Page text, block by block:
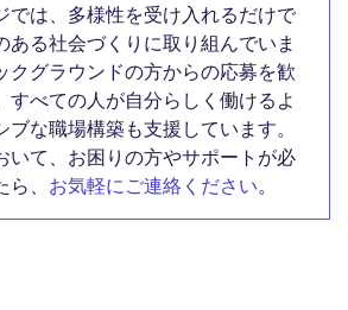
では、多様性を受け入れるだけで
ある社会づくりに取り組んでいま
クグラウンドの方からの応募を歓
すべての人が自分らしく働けるよ
ブな職場構築も支援しています。
いて、お困りの方やサポートが必
、 お気軽にご連絡ください。